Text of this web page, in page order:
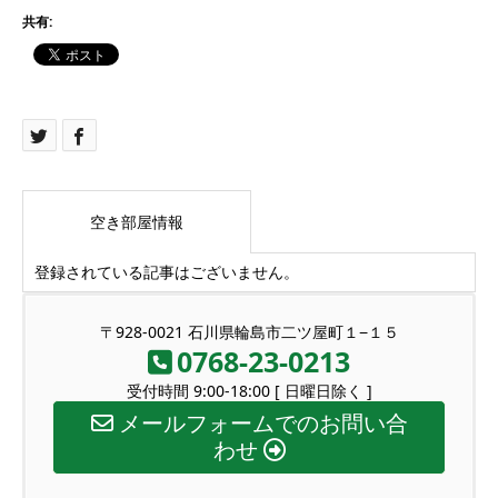
共有:
空き部屋情報
登録されている記事はございません。
〒928-0021 石川県輪島市二ツ屋町１−１５
0768-23-0213
受付時間 9:00-18:00 [ 日曜日除く ]
メールフォームでのお問い合
わせ